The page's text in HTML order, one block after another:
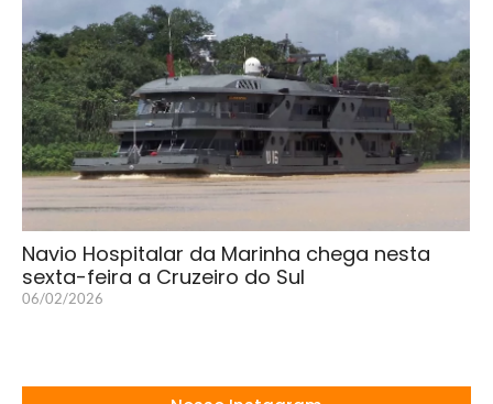
Navio Hospitalar da Marinha chega nesta
sexta-feira a Cruzeiro do Sul
06/02/2026